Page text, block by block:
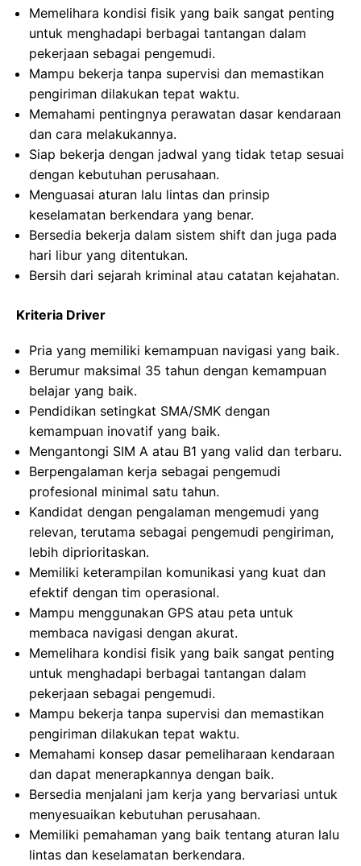
Memelihara kondisi fisik yang baik sangat penting
untuk menghadapi berbagai tantangan dalam
pekerjaan sebagai pengemudi.
Mampu bekerja tanpa supervisi dan memastikan
pengiriman dilakukan tepat waktu.
Memahami pentingnya perawatan dasar kendaraan
dan cara melakukannya.
Siap bekerja dengan jadwal yang tidak tetap sesuai
dengan kebutuhan perusahaan.
Menguasai aturan lalu lintas dan prinsip
keselamatan berkendara yang benar.
Bersedia bekerja dalam sistem shift dan juga pada
hari libur yang ditentukan.
Bersih dari sejarah kriminal atau catatan kejahatan.
Kriteria Driver
Pria yang memiliki kemampuan navigasi yang baik.
Berumur maksimal 35 tahun dengan kemampuan
belajar yang baik.
Pendidikan setingkat SMA/SMK dengan
kemampuan inovatif yang baik.
Mengantongi SIM A atau B1 yang valid dan terbaru.
Berpengalaman kerja sebagai pengemudi
profesional minimal satu tahun.
Kandidat dengan pengalaman mengemudi yang
relevan, terutama sebagai pengemudi pengiriman,
lebih diprioritaskan.
Memiliki keterampilan komunikasi yang kuat dan
efektif dengan tim operasional.
Mampu menggunakan GPS atau peta untuk
membaca navigasi dengan akurat.
Memelihara kondisi fisik yang baik sangat penting
untuk menghadapi berbagai tantangan dalam
pekerjaan sebagai pengemudi.
Mampu bekerja tanpa supervisi dan memastikan
pengiriman dilakukan tepat waktu.
Memahami konsep dasar pemeliharaan kendaraan
dan dapat menerapkannya dengan baik.
Bersedia menjalani jam kerja yang bervariasi untuk
menyesuaikan kebutuhan perusahaan.
Memiliki pemahaman yang baik tentang aturan lalu
lintas dan keselamatan berkendara.